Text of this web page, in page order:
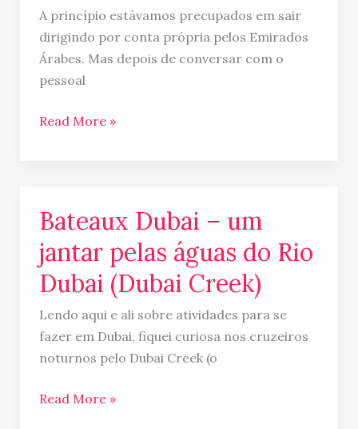
A princípio estávamos precupados em sair
dirigindo por conta própria pelos Emirados
Árabes. Mas depois de conversar com o
pessoal
Read More »
Bateaux Dubai – um
jantar pelas águas do Rio
Dubai (Dubai Creek)
Lendo aqui e ali sobre atividades para se
fazer em Dubai, fiquei curiosa nos cruzeiros
noturnos pelo Dubai Creek (o
Bateaux
um
pelas
águas
do
Read More »